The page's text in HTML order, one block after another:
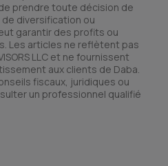
prendre toute décision de
de diversification ou
garantir des profits ou
Les articles ne reflètent pas
LLC et ne fournissent
aux clients de Daba.
fiscaux, juridiques ou
un professionnel qualifié